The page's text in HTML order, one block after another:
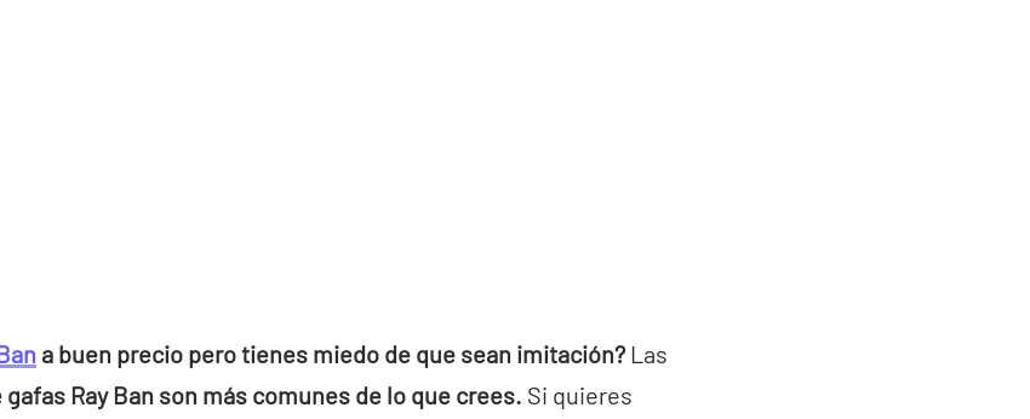
a buen precio pero tienes miedo de que sean imitación?Las
Ray Ban son más comunes de lo que crees. Si quieres